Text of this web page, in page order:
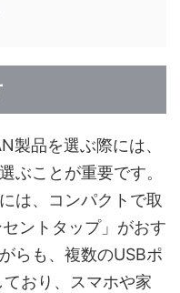
製品を選ぶ際には、
ぶことが重要です。
は、コンパクトで取
ントタップ」がおす
らも、複数のUSBポ
おり、スマホや家